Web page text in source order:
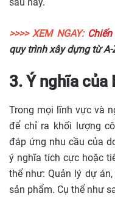
>>>> XEM NGAY:
quy trình xây dựng từ A-
3. Ý nghĩa của
Trong mọi lĩnh vực và
để chỉ ra khối lượng
đáp ứng nhu cầu của
ý nghĩa tích cực hoặc
thể như: Quản lý dự
sản phẩm. Cụ thể như